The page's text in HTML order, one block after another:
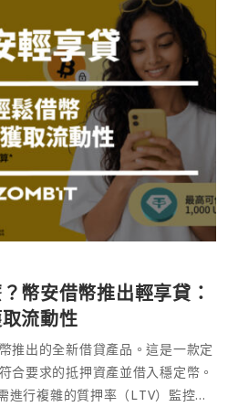
幣安借幣推出輕享貸：
流動性
推出的全新借貸產品。這是一款定
合要求的抵押資產並借入穩定幣。
進行複雜的質押率（LTV）監控，